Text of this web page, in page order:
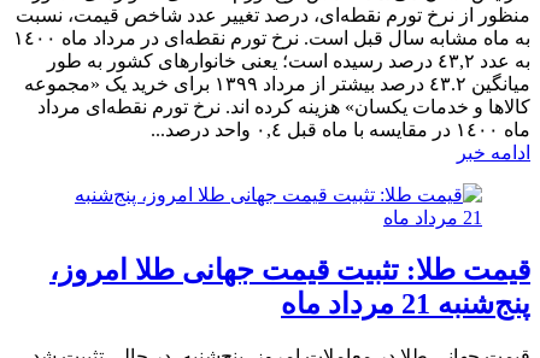
منظور از نرخ تورم نقطه‌ای، درصد تغییر عدد شاخص قیمت، نسبت
به ماه مشابه سال قبل است. نرخ تورم نقطه‌ای در مرداد ماه ١٤٠٠
به عدد ٤٣,٢ درصد رسیده است؛ یعنی خانوار‌های کشور به طور
میانگین ٤٣.٢ درصد بیشتر از مرداد ١٣٩٩ برای خرید یک «مجموعه
کالا‌ها و خدمات یکسان» هزینه کرده ­اند. نرخ تورم نقطه‌ای مرداد
ماه ١٤٠٠ در مقایسه با ماه قبل ٠,٤ واحد درصد...
ادامه خبر
قیمت طلا: تثبیت قیمت جهانی طلا امروز،
پنج‌شنبه 21 مرداد ماه